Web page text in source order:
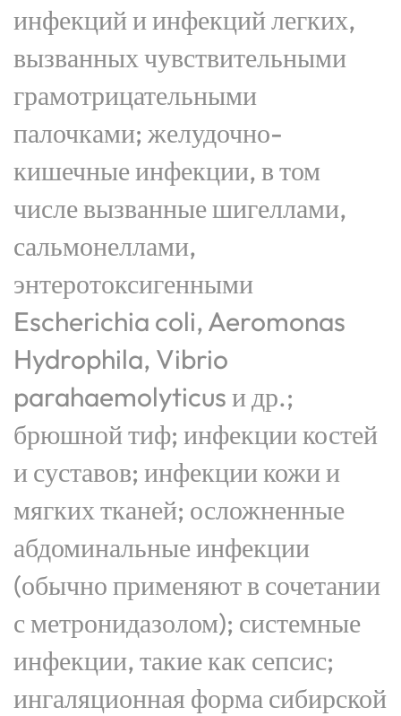
инфекций и инфекций легких,
вызванных чувствительными
грамотрицательными
палочками; желудочно-
кишечные инфекции, в том
числе вызванные шигеллами,
сальмонеллами,
энтеротоксигенными
Escherichia coli, Aeromonas
Hydrophila, Vibrio
parahaemolyticus и др.;
брюшной тиф; инфекции костей
и суставов; инфекции кожи и
мягких тканей; осложненные
абдоминальные инфекции
(обычно применяют в сочетании
с метронидазолом); системные
инфекции, такие как сепсис;
ингаляционная форма сибирской